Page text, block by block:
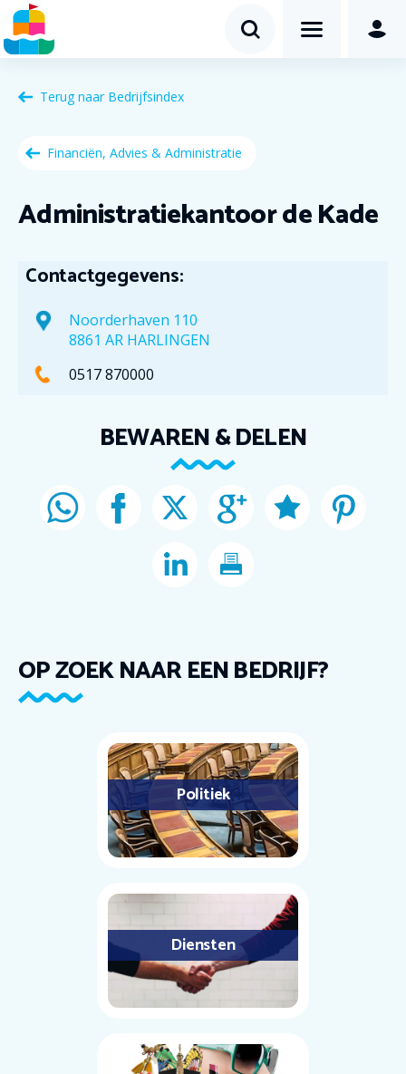
Terug naar Bedrijfsindex
Financiën, Advies & Administratie
Administratiekantoor de Kade
Contactgegevens:
Noorderhaven 110
8861 AR HARLINGEN
0517 870000
BEWAREN & DELEN
OP ZOEK NAAR EEN BEDRIJF?
Politiek
Diensten